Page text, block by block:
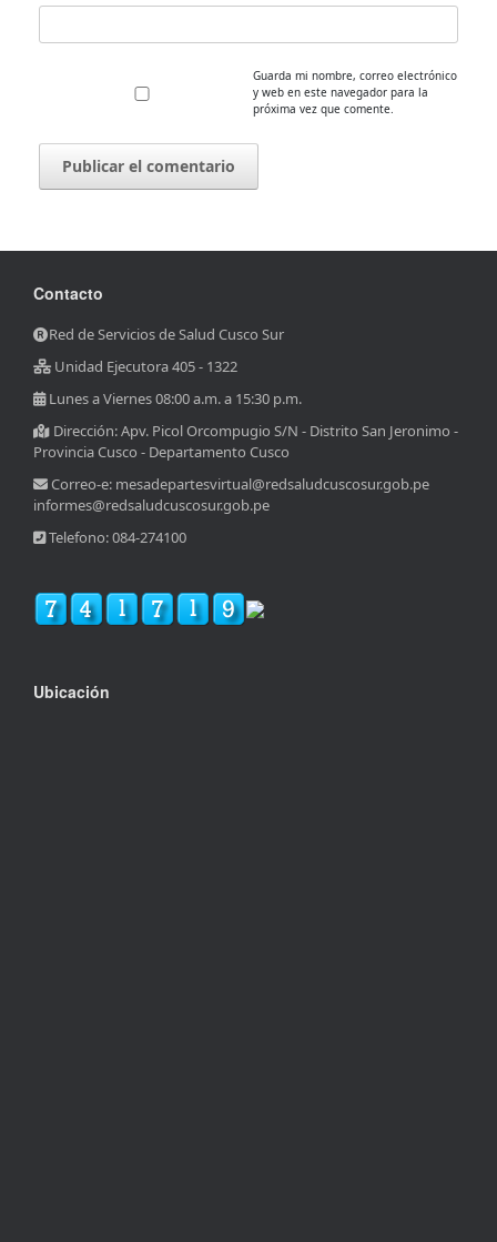
Guarda mi nombre, correo electrónico
y web en este navegador para la
próxima vez que comente.
Contacto
Red de Servicios de Salud Cusco Sur
Unidad Ejecutora 405 - 1322
Lunes a Viernes 08:00 a.m. a 15:30 p.m.
Dirección: Apv. Picol Orcompugio S/N - Distrito San Jeronimo -
Provincia Cusco - Departamento Cusco
Correo-e: mesadepartesvirtual@redsaludcuscosur.gob.pe
informes@redsaludcuscosur.gob.pe
Telefono: 084-274100
Ubicación